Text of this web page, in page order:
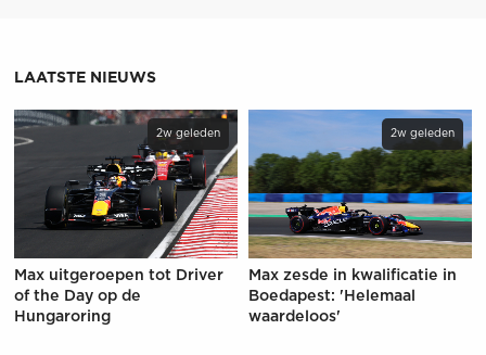
LAATSTE NIEUWS
2w geleden
Max uitgeroepen tot Driver
of the Day op de
Hungaroring
2w geleden
Max zesde in kwalificatie in
Boedapest: 'Helemaal
waardeloos'